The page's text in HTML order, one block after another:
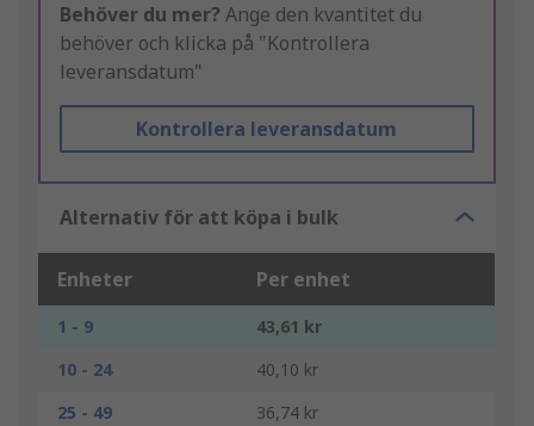
Behöver du mer? Ange den kvantitet du
behöver och klicka på "Kontrollera
leveransdatum"
Kontrollera leveransdatum
Alternativ för att köpa i bulk
Enheter Per enhet
1 - 9
43,61 kr
10 - 24
40,10 kr
25 - 49
36,74 kr